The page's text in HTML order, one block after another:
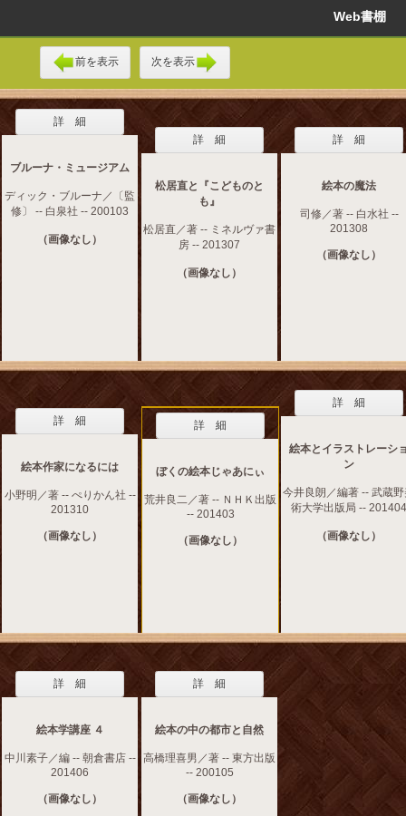
Web書棚
前を表示 次を表示
詳 細
ブルーナ・ミュージアム
ディック・ブルーナ／〔監
修〕 -- 白泉社 -- 200103
（画像なし）
詳 細
松居直と『こどものと
も』
松居直／著 -- ミネルヴァ書
房 -- 201307
（画像なし）
詳 細
絵本の魔法
司修／著 -- 白水社 --
201308
（画像なし）
詳 細
絵本作家になるには
小野明／著 -- ぺりかん社 --
201310
（画像なし）
詳 細
ぼくの絵本じゃあにぃ
荒井良二／著 -- ＮＨＫ出版
-- 201403
（画像なし）
詳 細
絵本とイラストレーシ
ン
今井良朗／編著 -- 武蔵
術大学出版局 -- 201404
（画像なし）
詳 細
絵本学講座 ４
中川素子／編 -- 朝倉書店 --
201406
（画像なし）
詳 細
絵本の中の都市と自然
高橋理喜男／著 -- 東方出版
-- 200105
（画像なし）